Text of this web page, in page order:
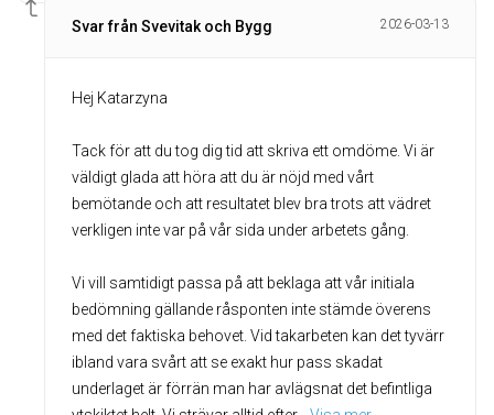
Svar från Svevitak och Bygg 2026-03-13
Hej Katarzyna
Tack för att du tog dig tid att skriva ett omdöme. Vi är
väldigt glada att höra att du är nöjd med vårt
bemötande och att resultatet blev bra trots att vädret
verkligen inte var på vår sida under arbetets gång.
Vi vill samtidigt passa på att beklaga att vår initiala
bedömning gällande råsponten inte stämde överens
med det faktiska behovet. Vid takarbeten kan det tyvärr
ibland vara svårt att se exakt hur pass skadat
underlaget är förrän man har avlägsnat det befintliga